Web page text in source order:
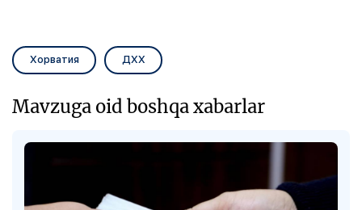
Хорватия ДХХ
Mavzuga oid boshqa xabarlar